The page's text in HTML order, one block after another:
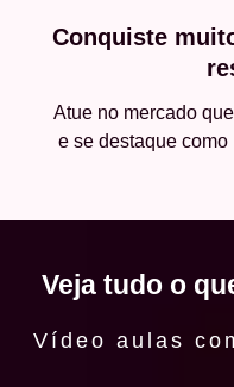
Conquiste
Atue no mercado
e se destaque
Veja tudo o
Vídeo aulas